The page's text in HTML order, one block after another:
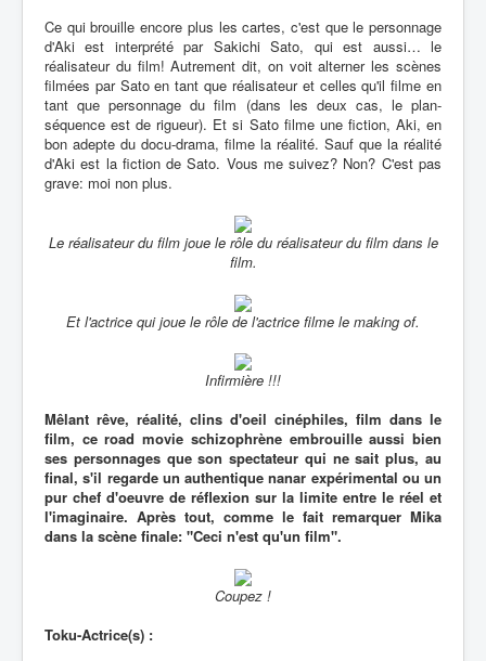
Ce qui brouille encore plus les cartes, c'est que le personnage
d'Aki est interprété par Sakichi Sato, qui est aussi… le
réalisateur du film! Autrement dit, on voit alterner les scènes
filmées par Sato en tant que réalisateur et celles qu'il filme en
tant que personnage du film (dans les deux cas, le plan-
séquence est de rigueur). Et si Sato filme une fiction, Aki, en
bon adepte du docu-drama, filme la réalité. Sauf que la réalité
d'Aki est la fiction de Sato. Vous me suivez? Non? C'est pas
grave: moi non plus.
Le réalisateur du film joue le rôle du réalisateur du film dans le
film.
Et l'actrice qui joue le rôle de l'actrice filme le making of.
Infirmière !!!
Mêlant rêve, réalité, clins d'oeil cinéphiles, film dans le
film, ce road movie schizophrène embrouille aussi bien
ses personnages que son spectateur qui ne sait plus, au
final, s'il regarde un authentique nanar expérimental ou un
pur chef d'oeuvre de réflexion sur la limite entre le réel et
l'imaginaire. Après tout, comme le fait remarquer Mika
dans la scène finale: "Ceci n'est qu'un film".
Coupez !
Toku-Actrice(s) :